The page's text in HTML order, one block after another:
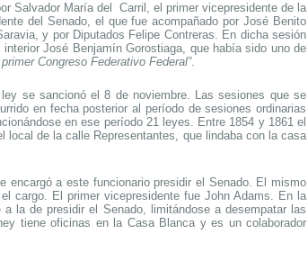
Salvador María del
Carril, el primer vicepresidente de la
del Senado, el que fue acompañado por José Benito
y por Diputados Felipe Contreras. En dicha sesión
José Benjamín Gorostiaga, que había sido uno de
Congreso Federativo Federal”.
se sancionó el 8 de noviembre. Las sesiones que se
en fecha posterior al período de sesiones ordinarias
en ese período 21 leyes. Entre 1854 y 1861 el
de la calle Representantes, que lindaba con la casa
a este funcionario presidir el Senado. El mismo
cargo. El primer vicepresidente fue John Adams.
En la
la de presidir el Senado, limitándose a desempatar las
tiene oficinas en la Casa Blanca y es un colaborador